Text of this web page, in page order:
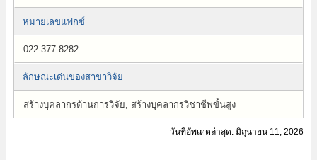
หมายเลขแฟกซ์
022-377-8282
ลักษณะเด่นของสาขาวิจัย
สร้างบุคลากรด้านการวิจัย, สร้างบุคลากรวิชาชีพขั้นสูง
วันที่อัพเดตล่าสุด: มิถุนายน 11, 2026